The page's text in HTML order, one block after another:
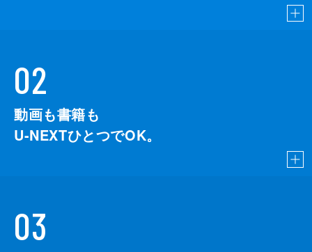
02
動画も書籍も
U-NEXTひとつでOK。
03